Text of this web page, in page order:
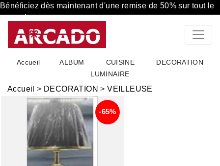
Bénéficiez dès maintenant d'une remise de 50% sur tout le
magasin
Accueil ALBUM CUISINE
DECORATION
LUMINAIRE
Accueil > DECORATION >VEILLEUSE
-65%